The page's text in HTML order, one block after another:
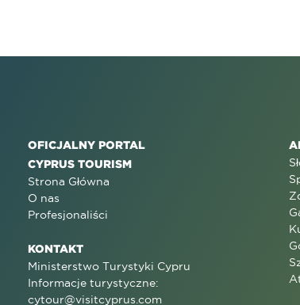
OFICJALNY PORTAL
CYPRUS TOURISM
Strona Główna
O nas
Profesjonaliści
KONTAKT
Ministerstwo Turystyki Cypru
Informacje turystyczne:
cytour@visitcyprus.com